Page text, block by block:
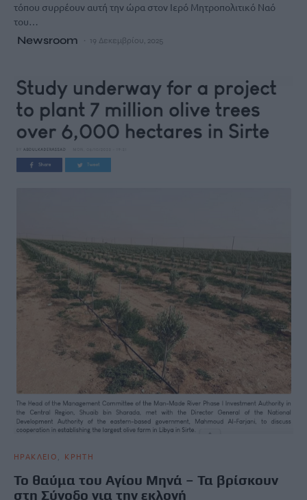
τόπου συρρέουν αυτή την ώρα στον Ιερό Μητροπολιτικό Ναό
του…
Newsroom 19 Δεκεμβρίου, 2025
ΗΡΑΚΛΕΙΟ ΚΡΗΤΗ
Το θαύμα του Αγίου Μηνά – Τα βρίσκουν
στη Σύνοδο για την εκλογή